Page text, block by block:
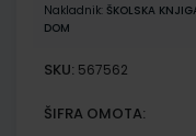
Nakladnik: ŠKOLSKA
DOM
SKU: 567562
ŠIFRA OMOTA: